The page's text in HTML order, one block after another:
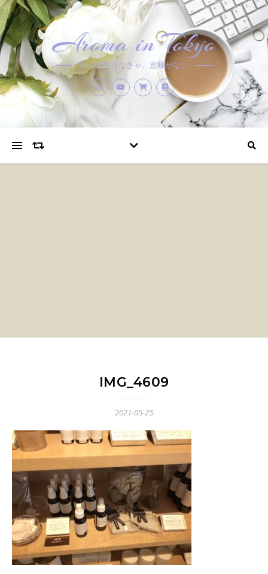
Aroma in Tokyo
香りで生きなきゃ、意味がない
IMG_4609
2021-05-25